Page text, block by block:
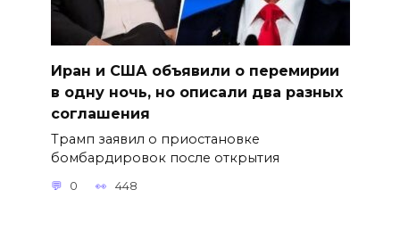
Иран и США объявили о перемирии
в одну ночь, но описали два разных
соглашения
Трамп заявил о приостановке
бомбардировок после открытия
0 448